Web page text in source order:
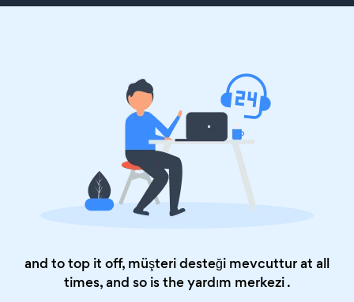
and to top it off, müşteri desteği mevcuttur at all
times, and so is theyardım merkezi.